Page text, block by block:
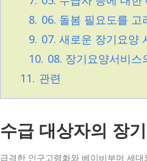
8. 06. 돌봄 필요도를
9. 07. 새로운 장기요양
10. 08. 장기요양서비스
11. 관련
수급 대상자의 장
급격한 인구고령화와 베이비부머 세